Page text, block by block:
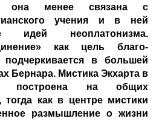
она менее связана с
учения и в ней
идей неоплатонизма.
как цель благо-
подчеркивается в большей
Бернара. Мистика Экхарта в
построена на общих
как в центре мистики
размышление о жизни